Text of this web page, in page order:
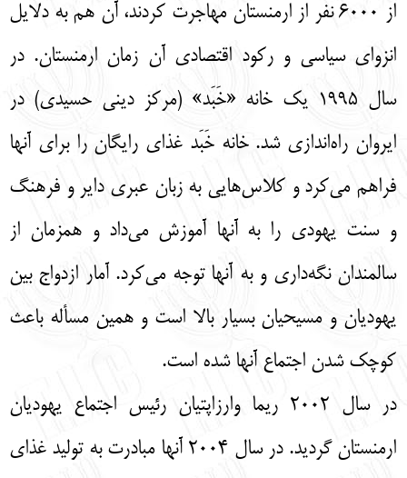
از 6000 نفر از ارمنستان مهاجرت کردند، آن هم به دلایل
انزوای سیاسی و رکود اقتصادی آن زمان ارمنستان. در
سال 1995 یک خانه «خَبَد» (مرکز دینی حسیدی) در
ایروان راه‌اندازی شد. خانه خَبَد غذای رایگان را برای آنها
فراهم می‌کرد و کلاس‌هایی به زبان عبری دایر و فرهنگ
و سنت یهودی را به آنها آموزش می‌داد و همزمان از
سالمندان نگه‌داری و به آنها توجه می‌کرد. آمار ازدواج بین
یهودیان و مسیحیان بسیار بالا است و همین مسأله باعث
کوچک شدن اجتماع آنها شده است.
در سال 2002 ریما وارزاپتیان رئیس اجتماع یهودیان
ارمنستان گردید. در سال 2004 آنها مبادرت به تولید غذای